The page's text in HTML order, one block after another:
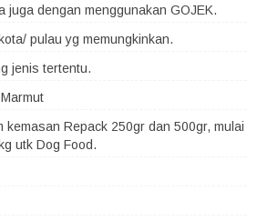
juga dengan menggunakan GOJEK.
pulau yg memungkinkan.
jenis tertentu.
kemasan Repack 250gr dan 500gr, mulai
utk Dog Food.